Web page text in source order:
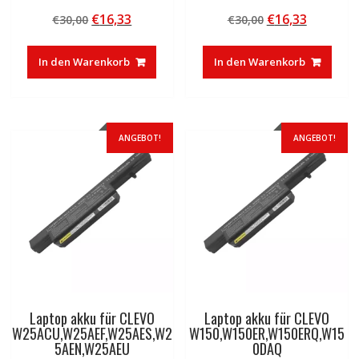
4.50
von 5
€30,00 Ursprünglicher
war:
€30,00
€16,33
ist:
€16,33.
In den Warenkorb
5.00
von 5
€30,00 Ursprünglicher
war:
€30,00
€16,33
ist:
€16,33.
In den Warenkorb
ANGEBOT!
Laptop akku für CLEVO
W25ACU,W25AEF,W25AES,W2
5AEN,W25AEU
ANGEBOT!
Laptop akku für CLEVO
W150,W150ER,W150ERQ,W15
0DAQ